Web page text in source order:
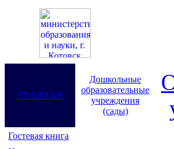
ГЛАВНАЯ
Дошкольные
образовательные
учреждения
(сады)
Гостевая книга